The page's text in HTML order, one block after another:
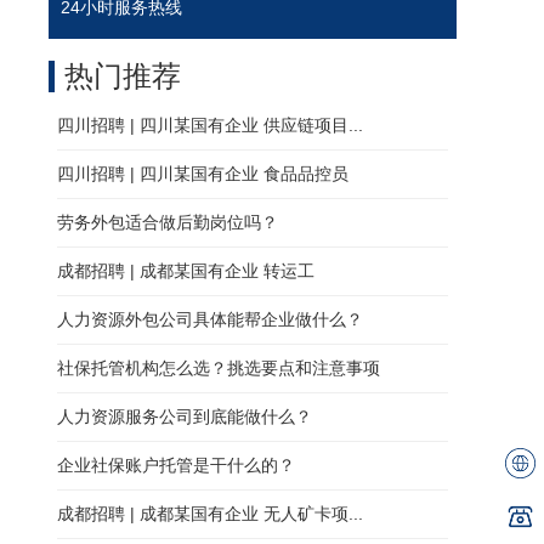
24小时服务热线
四川招聘 | 四川某国有企业 供应链项目...
四川招聘 | 四川某国有企业 食品品控员
劳务外包适合做后勤岗位吗？
成都招聘 | 成都某国有企业 转运工
人力资源外包公司具体能帮企业做什么？
社保托管机构怎么选？挑选要点和注意事项
人力资源服务公司到底能做什么？
企业社保账户托管是干什么的？
成都招聘 | 成都某国有企业 无人矿卡项...
热门推荐